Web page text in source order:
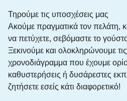
Τηρούμε τις υποσχέσεις μας
Ακούμε πραγματικά τον πελάτη,
να πετύχετε, σεβόμαστε το
Ξεκινούμε και ολοκληρώνουμε
χρονοδιάγραμμα που έχουμε
καθυστερήσεις ή δυσάρεστες
ζητήσετε εσείς κάτι διαφορετικό!